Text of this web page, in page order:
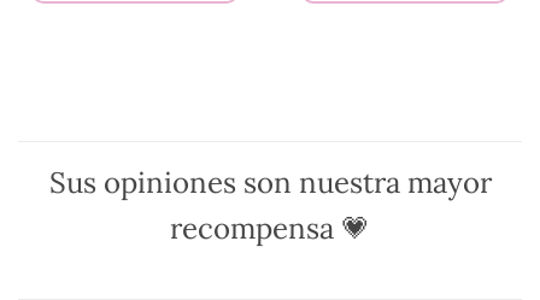
opciones
se
elegir
se
Sus opiniones son nuestra mayor
recompensa 💗